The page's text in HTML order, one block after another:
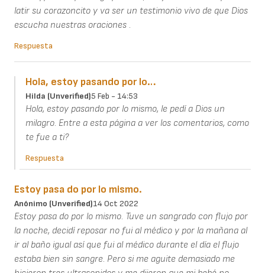
latir su corazoncito y va ser un testimonio vivo de que Dios
escucha nuestras oraciones .
Respuesta
Hola, estoy pasando por lo…
Hilda (unverified)5 Feb - 14:53
Hola, estoy pasando por lo mismo, le pedí a Dios un
milagro. Entre a esta página a ver los comentarios, como
te fue a ti?
Respuesta
Estoy pasa do por lo mismo.
Anónimo (unverified)14 Oct 2022
Estoy pasa do por lo mismo. Tuve un sangrado con flujo por
la noche, decidí reposar no fui al médico y por la mañana al
ir al baño igual así que fui al médico durante el día el flujo
estaba bien sin sangre. Pero si me aguite demasiado me